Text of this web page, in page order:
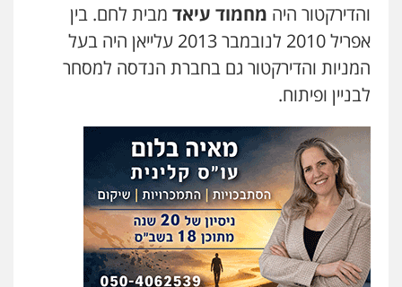
עו"ד ד"ר איתן פינקלשטיין
כלכלי הלבנת הון חילוט ייעוץ לעורכי דין
0507061374
עו"ד ירון גיגי
פלילי צווארון לבן מעצרים
0522249087
מצגר ושות', חברת עורכי דין
נדל"ן / עסקים משפחה תעבורה כלכלי
הוצאה לפועל
0545402829
והדירקטור היה מחמוד עיאד מבית לחם. בין
אפריל 2010 לנובמבר 2013 עלייאן היה בעל
המניות והדירקטור גם בחברת הנדסה למסחר
לבניין ופיתוח.